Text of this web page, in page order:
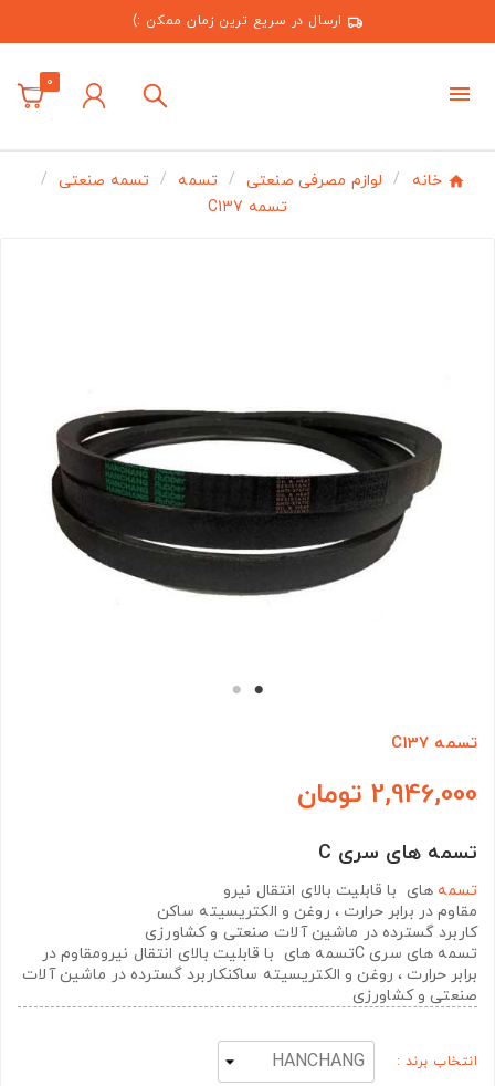
ارسال در سریع ترین زمان ممکن :)
0
خانه لوازم مصرفی صنعتی تسمه
تسمه صنعتی
تسمه C137
تسمه C137
2,946,000 تومان
تسمه های سری C
تسمه های با قابلیت بالای انتقال نیرو
مقاوم در برابر حرارت ، روغن و الکتریسیته ساکن
کاربرد گسترده در ماشین آلات صنعتی و کشاورزی
تسمه های سری Cتسمه های با قابلیت بالای انتقال نیرومقاوم در
برابر حرارت ، روغن و الکتریسیته ساکنکاربرد گسترده در ماشین آلات
صنعتی و کشاورزی
انتخاب برند :